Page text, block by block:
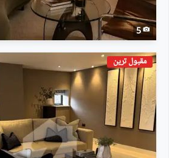
5
مقبول ترین